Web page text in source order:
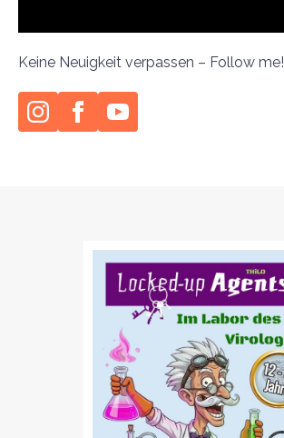
Keine Neuigkeit verpassen – Follow me!